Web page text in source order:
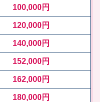
100,000円
120,000円
140,000円
152,000円
162,000円
180,000円